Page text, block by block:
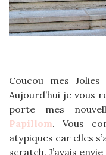
Coucou mes
Aujourd’hui je vous
porte mes
Papillom. Vous
atypiques car elles
scratch. J’avais